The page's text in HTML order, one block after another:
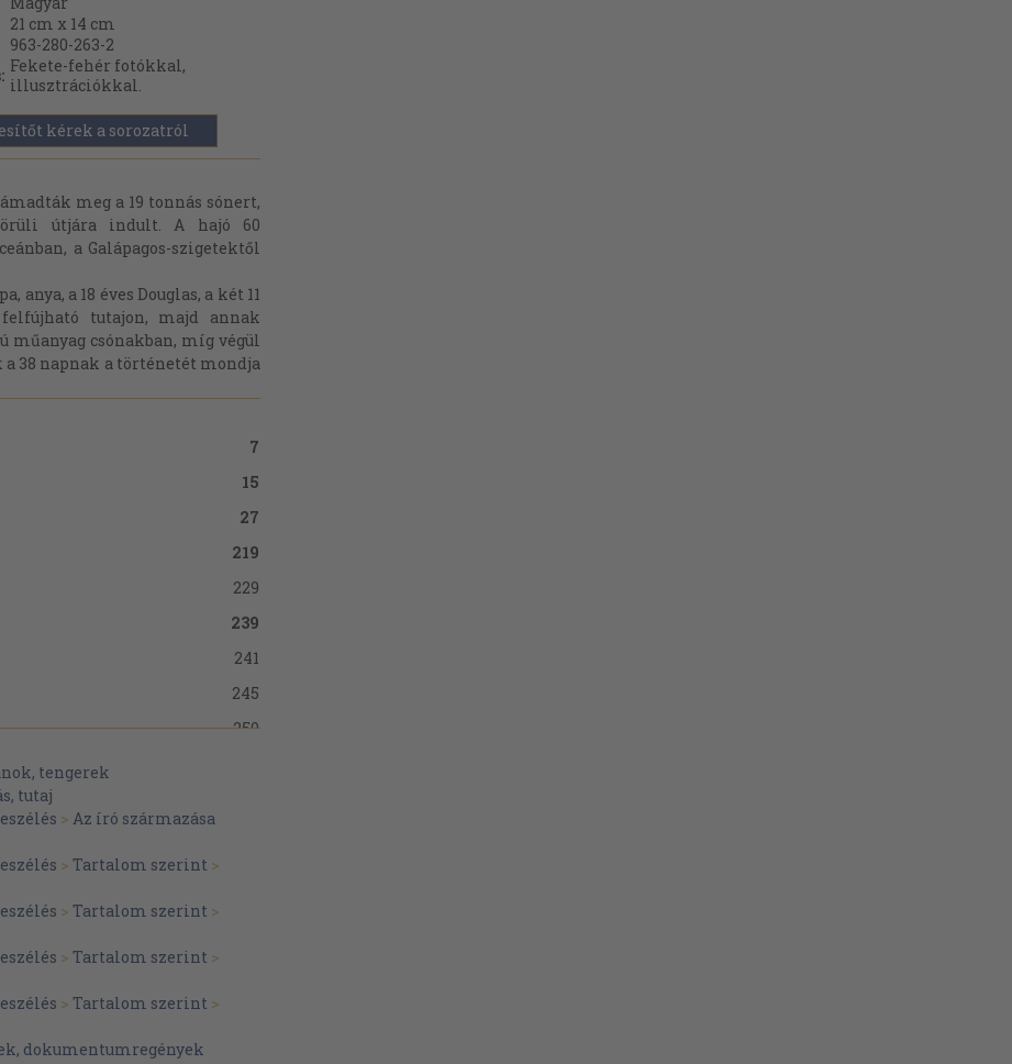
21 cm x 14 cm
963-280-263-2
Fekete-fehér fotókkal,
illusztrációkkal.
kérek a sorozatról
meg a 19 tonnás sónert,
útjára indult. A hajó 60
a Galápagos-szigetektől
anya, a 18 éves Douglas, a két 11
tutajon, majd annak
műanyag csónakban, míg végül
38 napnak a történetét mondja
7
15
27
219
229
239
241
245
250
magyar
tengerek
tutaj
> Az író származása
> Tartalom szerint >
> Tartalom szerint >
> Tartalom szerint >
> Tartalom szerint >
dokumentumregények